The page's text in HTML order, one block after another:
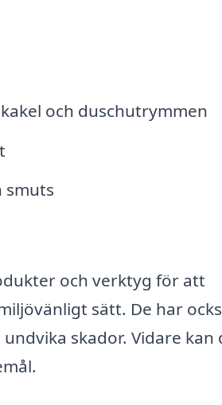
och duschutrymmen
smuts
och verktyg för att
sätt. De har
skador. Vidare kan